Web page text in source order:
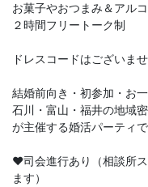
お菓子やおつまみ＆アル
２時間フリートーク制
ドレスコードはございま
結婚前向き・初参加・お
石川・富山・福井の地域
が主催する婚活パーティで
♥司会進行あり（相談所
ます）